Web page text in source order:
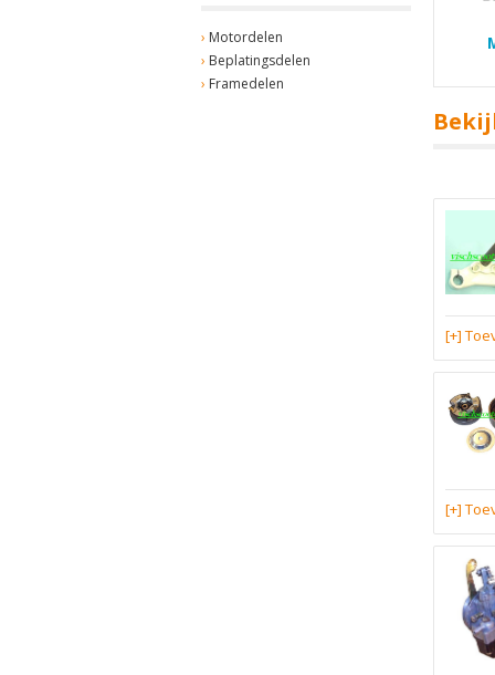
Motordelen
Beplatingsdelen
Framedelen
[+]
[+]